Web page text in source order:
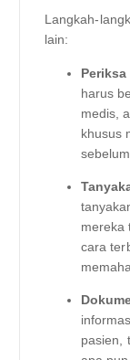
Langkah-
lain:
harus
medis,
khusus
mereka
cara
pasien,